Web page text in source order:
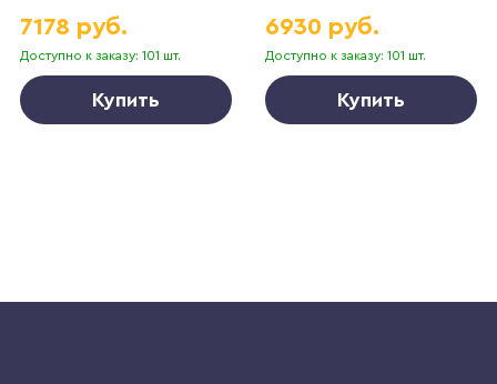
Доступно к заказу: 101 шт.
7178 руб.
Купить
Доступно к заказу: 101 шт.
6930 руб.
Купить